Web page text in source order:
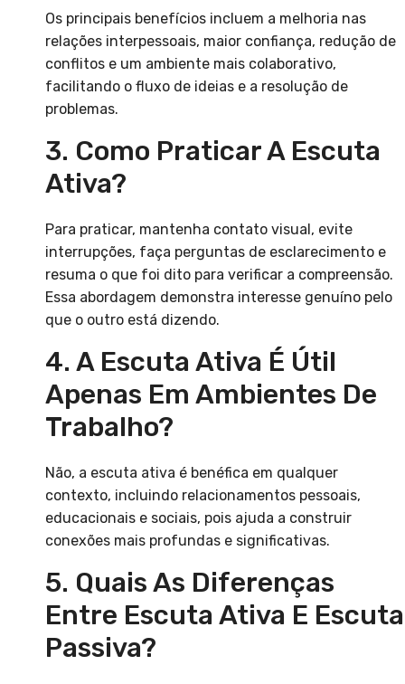
Os principais benefícios incluem a melhoria nas
relações interpessoais, maior confiança, redução de
conflitos e um ambiente mais colaborativo,
facilitando o fluxo de ideias e a resolução de
problemas.
3. Como Praticar A Escuta
Ativa?
Para praticar, mantenha contato visual, evite
interrupções, faça perguntas de esclarecimento e
resuma o que foi dito para verificar a compreensão.
Essa abordagem demonstra interesse genuíno pelo
que o outro está dizendo.
4. A Escuta Ativa É Útil
Apenas Em Ambientes De
Trabalho?
Não, a escuta ativa é benéfica em qualquer
contexto, incluindo relacionamentos pessoais,
educacionais e sociais, pois ajuda a construir
conexões mais profundas e significativas.
5. Quais As Diferenças
Entre Escuta Ativa E Escuta
Passiva?